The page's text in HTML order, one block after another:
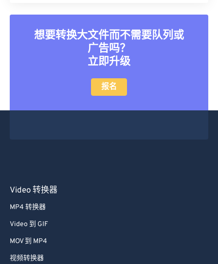
想要转换大文件而不需要队列或
广告吗？
立即升级
报名
Video 转换器
MP4 转换器
Video 到 GIF
MOV 到 MP4
视频转换器